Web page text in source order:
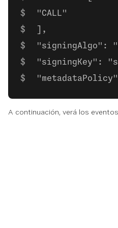
"CALL"
],
"signingAlgo":
"signingKey":
A continuación, verá los